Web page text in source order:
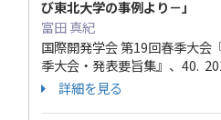
び東北大学の事例より－」
富田 真紀
国際開発学会 第19回春季大会
季大会・発表要旨集』、40.
詳細を見る